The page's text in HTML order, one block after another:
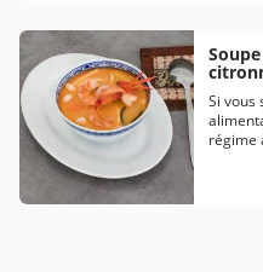
Si vous
régime